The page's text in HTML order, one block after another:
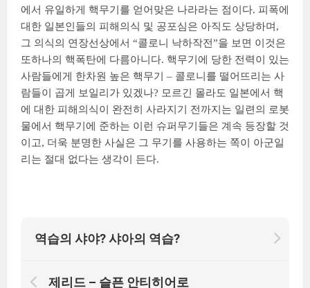
에서 유일하게 핵무기를 얻어맞은 나라라는 점이다. 피폭에
대한 일본인들의 피해의식 및 공포심은 아직도 상당하며,
그 의식의 연장선상에서 “콜로니 낙하작전”을 보면 이것은
또하나의 핵폭탄에 다름아니다. 핵무기에 당한 전력이 있는
사람들에게 한차원 높은 핵무기 – 콜로니를 떨어뜨리는 사
람들이 곱게 보일리가 있겠나? 모르긴 몰라도 일본에서 핵
에 대한 피해의식이 완전히 사라지기 전까지는 일련의 로봇
물에서 핵무기에 준하는 이런 슈퍼무기들은 계속 등장할 것
이고, 더욱 분명한 사실은 그 무기를 사용하는 쪽이 아군일
리는 절대 없다는 생각이 든다.
역습의 샤야? 샤아의 역습?
제리드 – 슬픈 안티히어로